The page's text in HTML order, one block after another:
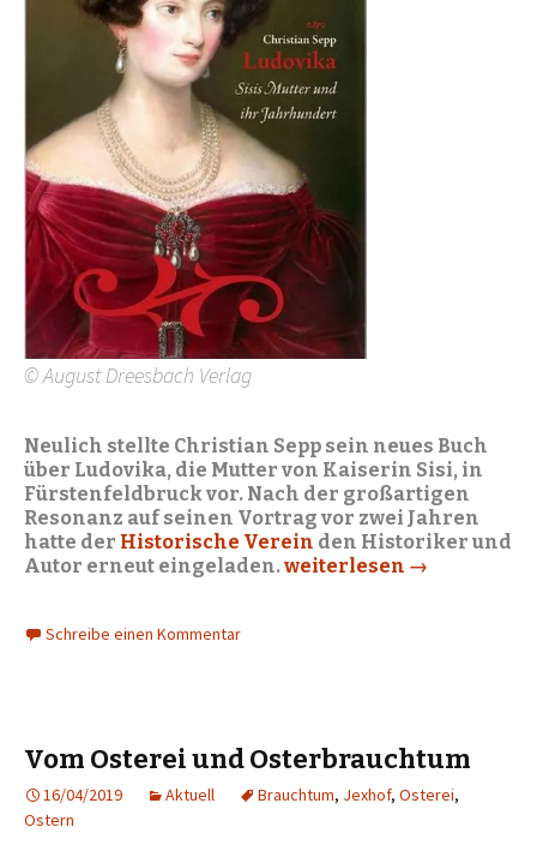
© August Dreesbach Verlag
Neulich stellte Christian Sepp sein neues Buch
über Ludovika, die Mutter von Kaiserin Sisi, in
Fürstenfeldbruck vor. Nach der großartigen
Resonanz auf seinen Vortrag vor zwei Jahren
hatte der Historische Verein den Historiker und
Autor erneut eingeladen.Ludovika –
weiterlesen →
Schreibe einen Kommentar
Vom Osterei und Osterbrauchtum
16/04/2019 Aktuell Brauchtum, Jexhof, Osterei,
Ostern